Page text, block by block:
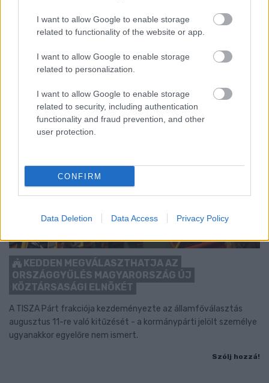
I want to allow Google to enable storage
related to functionality of the website or app.
I want to allow Google to enable storage
related to personalization.
I want to allow Google to enable storage
related to security, including authentication
functionality and fraud prevention, and other
user protection.
CONFIRM
Data Deletion Data Access Privacy Policy
szolgáltatást használt, hogy megvédje a Fidesz maradékát.
KEDDEN MEGVÁLASZTHATJA AZ
ORSZÁGGYŰLÉS MAGYARORSZÁG ÚJ
KÖZTÁRSASÁGI ELNÖKÉT
A TISZA Párt frakciója kezdeményezte az államfőválasztás
augusztus 11-re való kitűzését - a kormánypárti jelölt személye
ugyanakkor egyelőre nem ismert.
Szólj hozzá!